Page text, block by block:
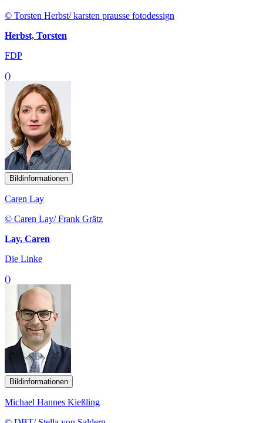
© Torsten Herbst/ karsten prausse fotodessign
Herbst, Torsten
FDP
()
Bildinformationen
Caren Lay
© Caren Lay/ Frank Grätz
Lay, Caren
Die Linke
()
Bildinformationen
Michael Hannes Kießling